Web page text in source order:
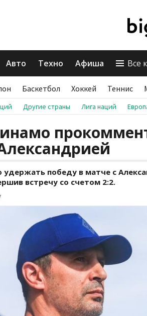
Авто Техно Афиша Все
Баскетбол Хоккей Теннис
Другие страны Лига наций
победу в матче с
встречу со счетом 2:2.